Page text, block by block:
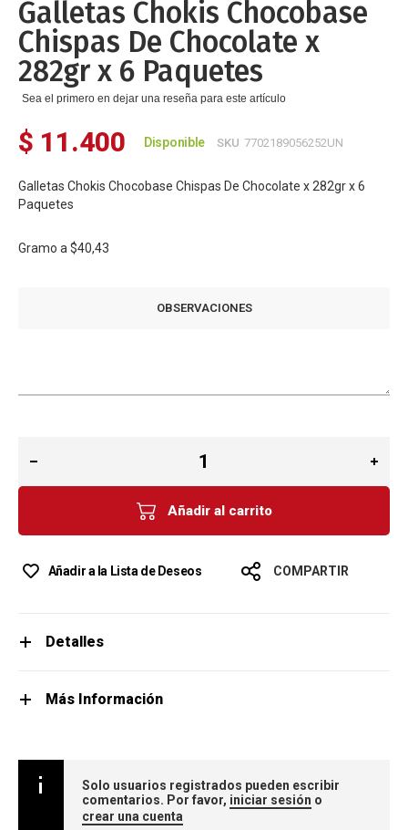
galería
de
imágenes
Galletas Chokis Chocobase
Chispas De Chocolate x
282gr x 6 Paquetes
Sea el primero en dejar una reseña para este artículo
$ 11.400 Disponible SKU 7702189056252UN
Galletas Chokis Chocobase Chispas De Chocolate x 282gr x 6
Paquetes
Gramo a $40,43
OBSERVACIONES
Añadir al carrito
Añadir a la Lista de Deseos COMPARTIR
Detalles
Más Información
Solo usuarios registrados pueden escribir
comentarios. Por favor, iniciar sesión o
crear una cuenta